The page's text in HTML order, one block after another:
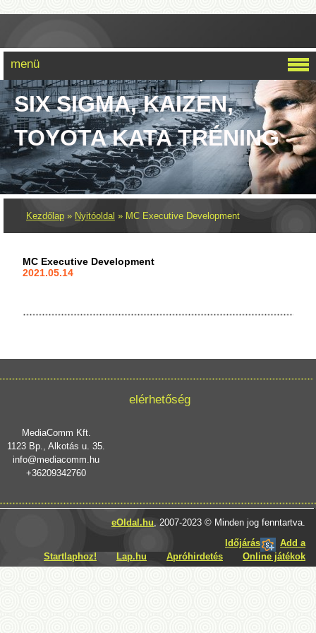
LEAN SIX SIGMA, LEAN,
SIX SIGMA, KAIZEN,
TOYOTA KATA TRÉNING
Kezdőlap » Nyitóoldal » MC Executive Development
MC Executive Development
2021.05.14
menü
elérhetőség
MediaComm Kft.
1123 Bp., Alkotás u. 35.
info@mediacomm.hu
+36209342760
eOldal.hu, 2007-2023 © Minden jog fenntartva.
Időjárás
Add a
Startlaphoz!
Lap.hu Apróhirdetés Online játékok